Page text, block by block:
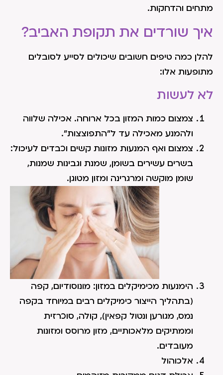
מתחים והדחקות.
איך שורדים את תקופת האביב?
להלן כמה טיפים חשובים שיכולים לסייע לסובלים
מתופעות אלו:
לא לעשות
צמצום כמות המזון בכל ארוחה. אכילה שלווה
ולהמנע מאכילה עד ל"התפוצצות".
צמצום ואף המנעות מזונות קשים וכבדים לעיכול:
בשרים עשירים בשומן, שמנת וגבינות שמנות,
שומן מוקשה ומרגרינה ומזון מטוגן.
הימנעות מכימיקלים במזון: מונוסודיום, קפה
(בתהליך הייצור כימיקלים רבים במיוחד בקפה
נמס, מגורען ונטול קפאין), קולה, סוכרזית
וממתיקים מלאכותיים, מזון מרוסס ומזונות
מעובדים.
אלכוהול